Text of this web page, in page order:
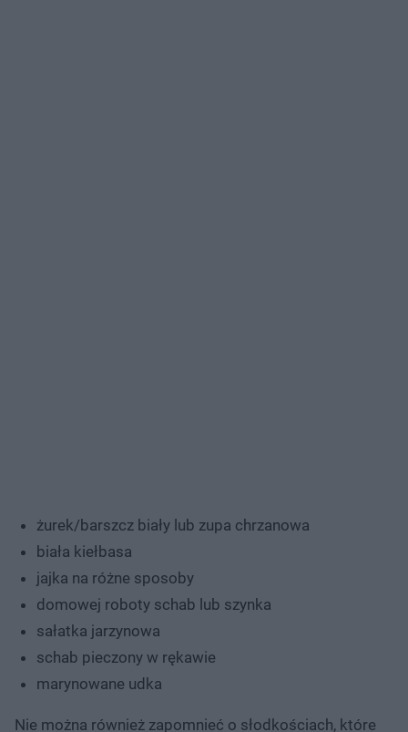
żurek/barszcz biały lub zupa chrzanowa
biała kiełbasa
jajka na różne sposoby
domowej roboty schab lub szynka
sałatka jarzynowa
schab pieczony w rękawie
marynowane udka
Nie można również zapomnieć o słodkościach, które